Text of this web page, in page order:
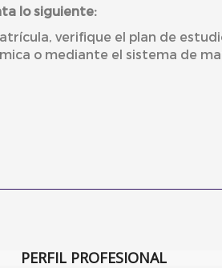
lo siguiente:
verifique el plan de
o mediante el sistema de
PERFIL PROFESIONAL